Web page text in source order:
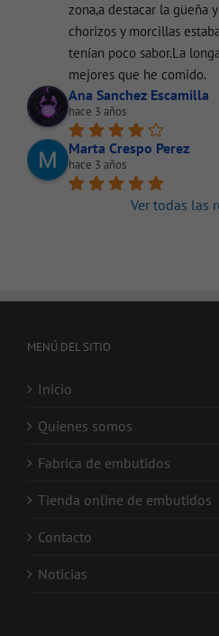
zona,a destacar la güeña
chorizos y morcillas
tenían poco sabor.La
mejores que he comido.
Ana Sanchez Escamilla
hace 3 años
Marta Crespo Perez
hace 3 años
Ver todas las
MENÚ DEL SITIO
Inicio
Quienes somos
Fabrica de embutidos
Tienda online de embutidos
Contacto
Noticias